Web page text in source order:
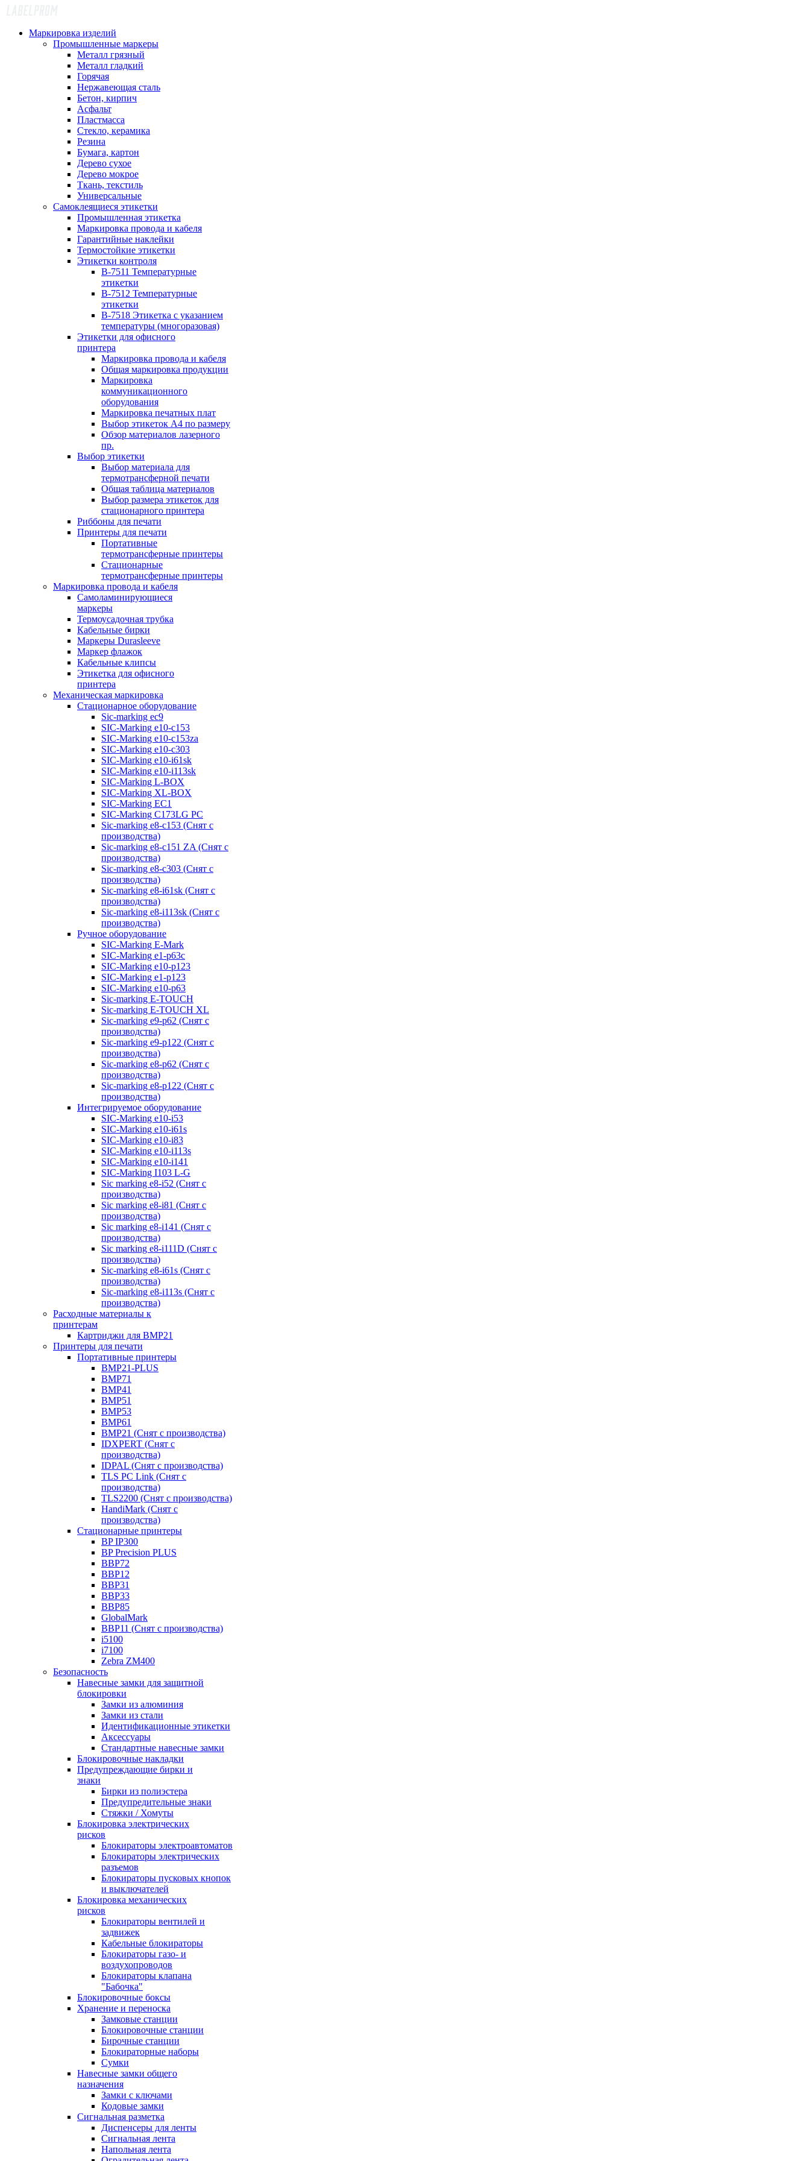
Маркировка изделий
Промышленные маркеры
Металл грязный
Металл гладкий
Горячая
Нержавеющая сталь
Бетон, кирпич
Асфальт
Пластмасса
Стекло, керамика
Резина
Бумага, картон
Дерево сухое
Дерево мокрое
Ткань, текстиль
Универсальные
Самоклеящиеся этикетки
Промышленная этикетка
Маркировка провода и кабеля
Гарантийные наклейки
Термостойкие этикетки
Этикетки контроля
B-7511 Температурные
этикетки
B-7512 Температурные
этикетки
B-7518 Этикетка с указанием
температуры (многоразовая)
Этикетки для офисного
принтера
Маркировка провода и кабеля
Общая маркировка продукции
Маркировка
коммуникационного
оборудования
Маркировка печатных плат
Выбор этикеток А4 по размеру
Обзор материалов лазерного
пр.
Выбор этикетки
Выбор материала для
термотрансферной печати
Общая таблица материалов
Выбор размера этикеток для
стационарного принтера
Риббоны для печати
Принтеры для печати
Портативные
термотрансферные принтеры
Стационарные
термотрансферные принтеры
Маркировка провода и кабеля
Самоламинирующиеся
маркеры
Термоусадочная трубка
Кабельные бирки
Маркеры Durasleeve
Маркер флажок
Кабельные клипсы
Этикетка для офисного
принтера
Механическая маркировка
Стационарное оборудование
Sic-marking ec9
SIC-Marking e10-c153
SIC-Marking e10-c153za
SIC-Marking e10-c303
SIC-Marking e10-i61sk
SIC-Marking e10-i113sk
SIC-Marking L-BOX
SIC-Marking XL-BOX
SIC-Marking EC1
SIC-Marking C173LG PC
Sic-marking e8-c153 (Снят с
производства)
Sic-marking e8-c151 ZA (Снят с
производства)
Sic-marking e8-c303 (Снят с
производства)
Sic-marking e8-i61sk (Снят с
производства)
Sic-marking e8-i113sk (Снят с
производства)
Ручное оборудование
SIC-Marking E-Mark
SIC-Marking e1-p63с
SIC-Marking e10-p123
SIC-Marking e1-p123
SIC-Marking e10-p63
Sic-marking E-TOUCH
Sic-marking E-TOUCH XL
Sic-marking e9-p62 (Снят с
производства)
Sic-marking e9-p122 (Снят с
производства)
Sic-marking e8-p62 (Снят с
производства)
Sic-marking e8-p122 (Снят с
производства)
Интегрируемое оборудование
SIC-Marking e10-i53
SIC-Marking e10-i61s
SIC-Marking e10-i83
SIC-Marking e10-i113s
SIC-Marking e10-i141
SIC-Marking I103 L-G
Sic marking e8-i52 (Снят с
производства)
Sic marking e8-i81 (Снят с
производства)
Sic marking e8-i141 (Снят с
производства)
Sic marking e8-i111D (Снят с
производства)
Sic-marking e8-i61s (Снят с
производства)
Sic-marking e8-i113s (Снят с
производства)
Расходные материалы к
принтерам
Картриджи для BMP21
Принтеры для печати
Портативные принтеры
BMP21-PLUS
BMP71
BMP41
BMP51
BMP53
BMP61
BMP21 (Снят с производства)
IDXPERT (Снят с
производства)
IDPAL (Снят с производства)
TLS PC Link (Снят с
производства)
TLS2200 (Снят с производства)
HandiMark (Снят с
производства)
Стационарные принтеры
BP IP300
BP Precision PLUS
BBP72
BBP12
BBP31
BBP33
BBP85
GlobalMark
BBP11 (Снят с производства)
i5100
i7100
Zebra ZM400
Безопасность
Навесные замки для защитной
блокировки
Замки из алюминия
Замки из стали
Идентификационные этикетки
Аксессуары
Стандартные навесные замки
Блокировочные накладки
Предупреждающие бирки и
знаки
Бирки из полиэстера
Предупредительные знаки
Стяжки / Хомуты
Блокировка электрических
рисков
Блокираторы электроавтоматов
Блокираторы электрических
разъемов
Блокираторы пусковых кнопок
и выключателей
Блокировка механических
рисков
Блокираторы вентилей и
задвижек
Кабельные блокираторы
Блокираторы газо- и
воздухопроводов
Блокираторы клапана
"Бабочка"
Блокировочные боксы
Хранение и переноска
Замковые станции
Блокировочные станции
Бирочные станции
Блокираторные наборы
Сумки
Навесные замки общего
назначения
Замки с ключами
Кодовые замки
Сигнальная разметка
Диспенсеры для ленты
Сигнальная лента
Напольная лента